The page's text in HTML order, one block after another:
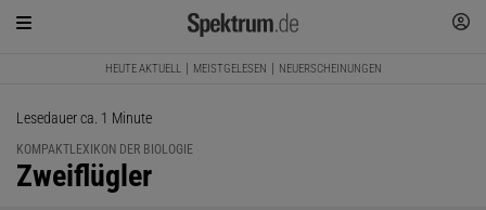
HEUTE AKTUELL MEISTGELESEN NEUERSCHEINUNGEN
Lesedauer ca. 1 Minute
KOMPAKTLEXIKON DER BIOLOGIE
:
Zweiflügler